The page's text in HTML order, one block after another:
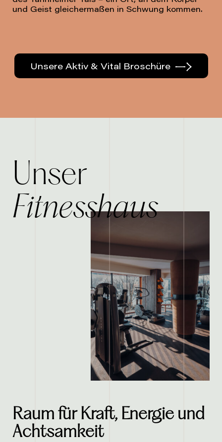
und Geist gleichermaßen in Schwung kommen.
Unsere Aktiv & Vital Broschüre
Unser
Fitnesshaus
Raum für Kraft, Energie und
Achtsamkeit